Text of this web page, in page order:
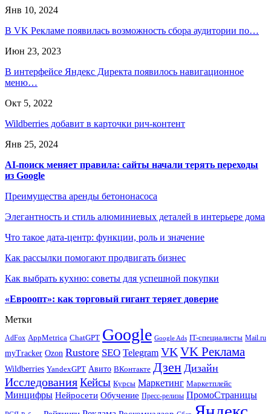
Янв 10, 2024
В VK Рекламе появилась возможность сбора аудитории по…
Июн 23, 2023
В интерфейсе Яндекс Директа появилось навигационное
меню…
Окт 5, 2022
Wildberries добавит в карточки рич-контент
Янв 25, 2024
AI-поиск меняет правила: сайты начали терять переходы
из Google
Преимущества аренды бетононасоса
Элегантность и стиль алюминиевых деталей в интерьере дома
Что такое дата-центр: функции, роль и значение
Как рассылки помогают продвигать бизнес
Как выбрать кухню: советы для успешной покупки
«Евроопт»: как торговый гигант теряет доверие
Метки
AdFox AppMetrica ChatGPT Google Google Ads IT-специалисты Mail.ru
myTracker Ozon Rustore SEO Telegram VKVK Реклама
Wildberries YandexGPT Авито ВКонтакте Дзен Дизайн
ИсследованияКейсы Курсы Маркетинг Маркетплейс
Минцифры Нейросети Обучение Пресс-релизы ПромоСтраницы